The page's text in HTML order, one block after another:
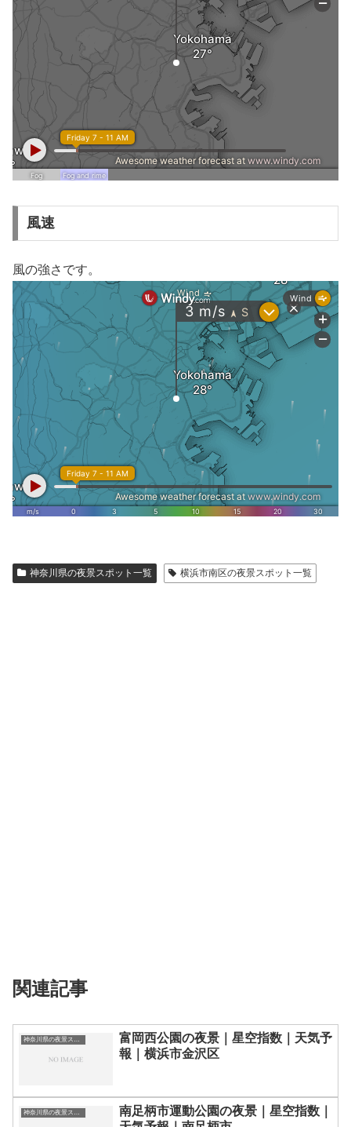
風速
風の強さです。
神奈川県の夜景スポット一覧 横浜市南区の夜景スポット一覧
関連記事
富岡西公園の夜景｜星空指数｜天気予
報｜横浜市金沢区
南足柄市運動公園の夜景｜星空指数｜